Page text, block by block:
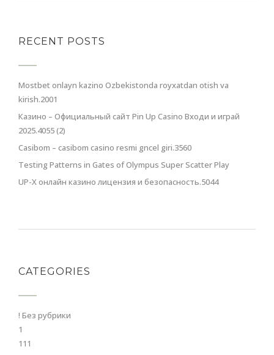
RECENT POSTS
Mostbet onlayn kazino Ozbekistonda royxatdan otish va
kirish.2001
Казино – Официальный сайт Pin Up Casino Входи и играй
2025.4055 (2)
Casibom – casibom casino resmi gncel giri.3560
Testing Patterns in Gates of Olympus Super Scatter Play
UP-X онлайн казино лицензия и безопасность.5044
CATEGORIES
! Без рубрики
1
111